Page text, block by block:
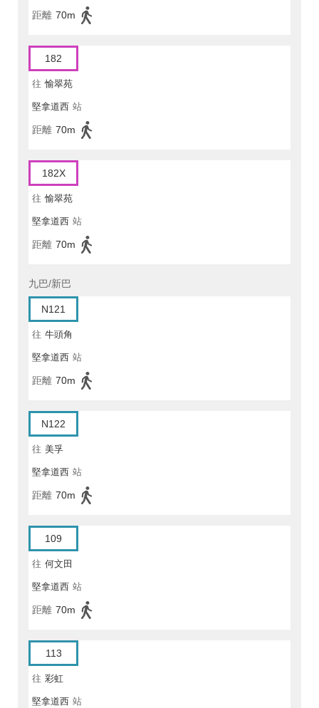
距離 70m
182
往 愉翠苑
堅拿道西 站
距離 70m
182X
往 愉翠苑
堅拿道西 站
距離 70m
九巴/新巴
N121
往 牛頭角
堅拿道西 站
距離 70m
N122
往 美孚
堅拿道西 站
距離 70m
109
往 何文田
堅拿道西 站
距離 70m
113
往 彩虹
堅拿道西 站